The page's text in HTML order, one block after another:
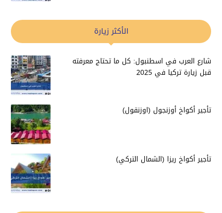
الأكثر زيارة
شارع العرب في اسطنبول: كل ما تحتاج معرفته
قبل زيارة تركيا في 2025
تأجير أكواخ أوزنجول (اوزنقول)
تأجير أكواخ ريزا (الشمال التركي)